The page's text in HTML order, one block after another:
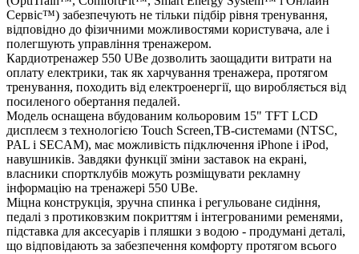
Сервіс™) забезпечують не тільки підбір рівня тренування,
відповідно до фізичними можливостями користувача, але і
полегшують управління тренажером.
Кардиотренажер 550 UBe дозволить заощадити витрати на
оплату електрики, так як харчування тренажера, протягом
тренування, походить від електроенергії, що виробляється від
посиленого обертання педалей.
Модель оснащена вбудованим кольоровим 15" TFT LCD
дисплеєм з технологією Touch Screen,ТВ-системами (NTSC,
PAL і SECAM), має можливість підключення iPhone і iPod,
навушників. Завдяки функції зміни заставок на екрані,
власники спортклубів можуть розміщувати рекламну
інформацію на тренажері 550 UBe.
Міцна конструкція, зручна спинка і регульоване сидіння,
педалі з протиковзким покриттям і інтегрованими ременями,
підставка для аксесуарів і пляшки з водою - продумані деталі,
що відповідають за забезпечення комфорту протягом всього